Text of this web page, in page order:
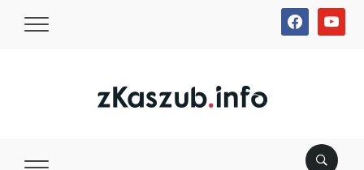
facebookyoutube